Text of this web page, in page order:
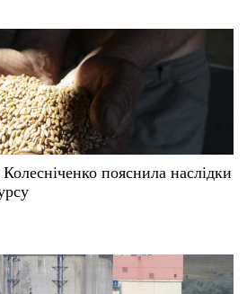
пояснила наслідки